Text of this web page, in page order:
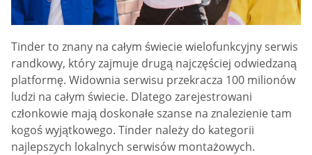
Tinder to znany na całym świecie wielofunkcyjny serwis
randkowy, który zajmuje drugą najczęściej odwiedzaną
platformę. Widownia serwisu przekracza 100 milionów
ludzi na całym świecie. Dlatego zarejestrowani
członkowie mają doskonałe szanse na znalezienie tam
kogoś wyjątkowego. Tinder należy do kategorii
najlepszych lokalnych serwisów montażowych.